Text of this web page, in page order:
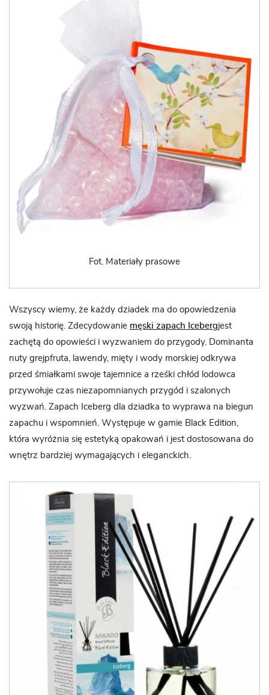
Fot. Materiały prasowe
Wszyscy wiemy, że każdy dziadek ma do opowiedzenia
swoją historię. Zdecydowanie męski zapach Icebergjest
zachętą do opowieści i wyzwaniem do przygody. Dominanta
nuty grejpfruta, lawendy, mięty i wody morskiej odkrywa
przed śmiałkami swoje tajemnice a rześki chłód lodowca
przywołuje czas niezapomnianych przygód i szalonych
wyzwań. Zapach Iceberg dla dziadka to wyprawa na biegun
zapachu i wspomnień. Występuje w gamie Black Edition,
która wyróżnia się estetyką opakowań i jest dostosowana do
wnętrz bardziej wymagających i eleganckich.